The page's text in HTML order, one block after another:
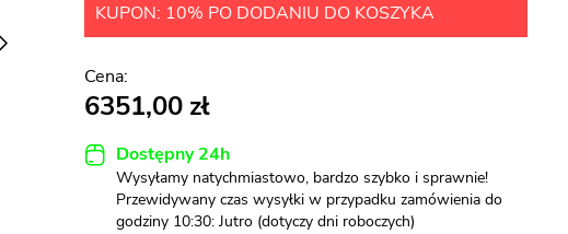
KUPON: 10% PO DODANIU DO KOSZYKA
6351,00
Dostępny 24h
Wysyłamy natychmiastowo, bardzo szybko i sprawnie!
Przewidywany czas wysyłki w przypadku zamówienia do
godziny 10:30: Jutro (dotyczy dni roboczych)